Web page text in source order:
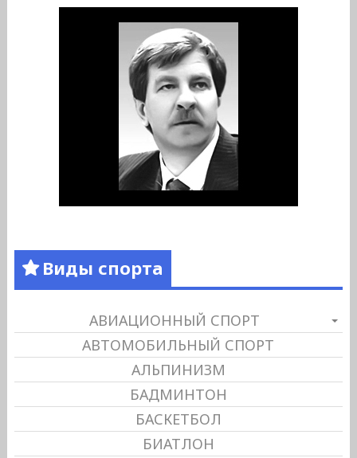
Виды спорта
АВИАЦИОННЫЙ СПОРТ
АВТОМОБИЛЬНЫЙ СПОРТ
АЛЬПИНИЗМ
БАДМИНТОН
БАСКЕТБОЛ
БИАТЛОН